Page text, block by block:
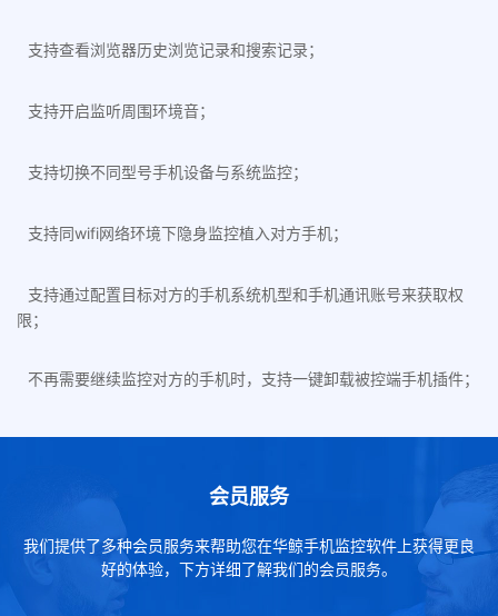
支持查看浏览器历史浏览记录和搜索记录；
支持开启监听周围环境音；
支持切换不同型号手机设备与系统监控；
支持同wifi网络环境下隐身监控植入对方手机；
支持通过配置目标对方的手机系统机型和手机通讯账号来获取权
限；
不再需要继续监控对方的手机时，支持一键卸载被控端手机插件；
会员服务
我们提供了多种会员服务来帮助您在华鲸手机监控软件上获得更良
好的体验，下方详细了解我们的会员服务。